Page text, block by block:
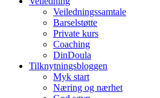
Veiledningssamtale
Barselstøtte
Private kurs
Coaching
DinDoula
Tilknytningsbloggen
Myk start
Næring og nærhet